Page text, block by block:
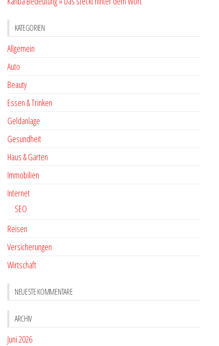
KATEGORIEN
Allgemein
Auto
Beauty
Essen & Trinken
Geldanlage
Gesundheit
Haus & Garten
Immobilien
Internet
SEO
Reisen
Versicherungen
Wirtschaft
NEUESTE KOMMENTARE
ARCHIV
Juni 2026